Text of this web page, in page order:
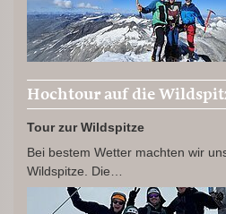
Hochtour auf die
Tour zur Wildspitze
Bei bestem Wetter machten wir
Wildspitze. Die…